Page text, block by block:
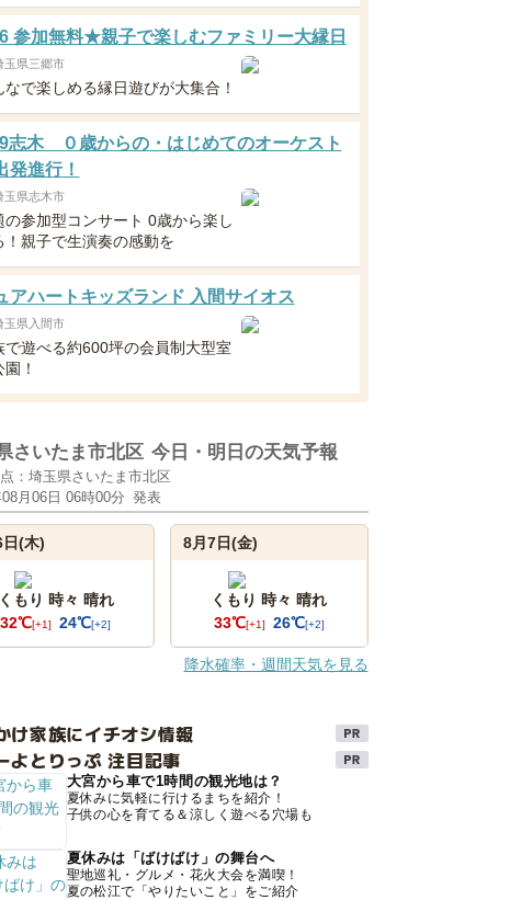
参加無料★親子で楽しむファミリー大縁日
玉県三郷市
なで楽しめる縁日遊びが大集合！
志木 ０歳からの・はじめてのオーケスト
発進行！
玉県志木市
の参加型コンサート 0歳から楽し
！親子で生演奏の感動を
アハートキッズランド 入間サイオス
玉県入間市
で遊べる約600坪の会員制大型室
！
さいたま市北区 今日・明日の天気予報
：埼玉県さいたま市北区
月06日 06時00分 発表
(木)
くもり 時々 晴れ
32℃[+1] 24℃[+2]
8月7日(金)
くもり 時々 晴れ
33℃[+1] 26℃[+2]
降水確率・週間天気を見る
け家族にイチオシ情報
よとりっぷ 注目記事
大宮から車で1時間の観光地は？
夏休みに気軽に行けるまちを紹介！
子供の心を育てる＆涼しく遊べる穴場も
夏休みは「ばけばけ」の舞台へ
聖地巡礼・グルメ・花火大会を満喫！
夏の松江で「やりたいこと」をご紹介